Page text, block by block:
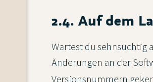
2.4. Auf dem
Wartest du sehnsüchtig
Änderungen an der
Versionsnummern